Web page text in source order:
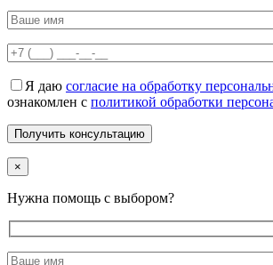
Я даю согласие на обработку
ознакомлен с политикой обработки
×
Нужна помощь с выбором?